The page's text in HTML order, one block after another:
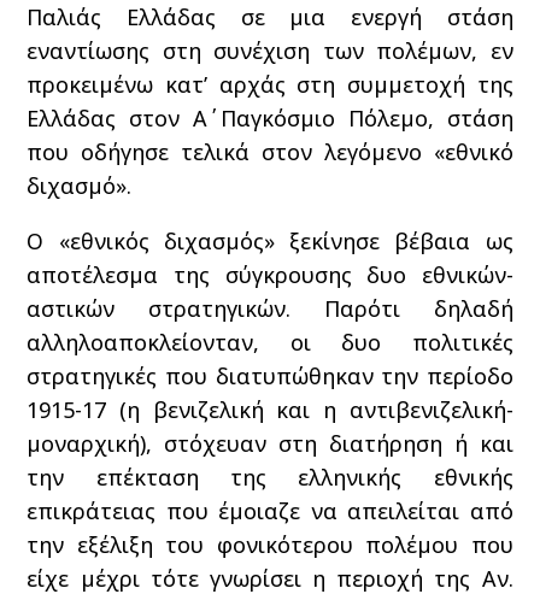
Παλιάς Ελλάδας σε μια ενεργή στάση
εναντίωσης στη συνέχιση των πολέμων, εν
προκειμένω κατ’ αρχάς στη συμμετοχή της
Ελλάδας στον Α΄ Παγκόσμιο Πόλεμο, στάση
που οδήγησε τελικά στον λεγόμενο «εθνικό
διχασμό».
Ο «εθνικός διχασμός» ξεκίνησε βέβαια ως
αποτέλεσμα της σύγκρουσης δυο εθνικών-
αστικών στρατηγικών. Παρότι δηλαδή
αλληλοαποκλείονταν, οι δυο πολιτικές
στρατηγικές που διατυπώθηκαν την περίοδο
1915-17 (η βενιζελική και η αντιβενιζελική-
μοναρχική), στόχευαν στη διατήρηση ή και
την επέκταση της ελληνικής εθνικής
επικράτειας που έμοιαζε να απειλείται από
την εξέλιξη του φονικότερου πολέμου που
είχε μέχρι τότε γνωρίσει η περιοχή της Αν.